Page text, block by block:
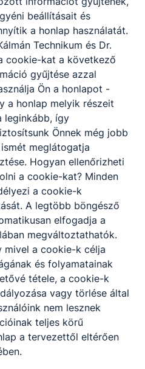
beállításait és
a honlap használatát.
Technikum és Dr.
cookie-kat a következő
gyűjtése azzal
Ön a honlapot -
a honlap melyik részeit
leginkább, így
Önnek még jobb
meglátogatja
Hogyan ellenőrizheti
a cookie-kat? Minden
a cookie-k
A legtöbb böngésző
elfogadja a
megváltoztathatók.
mivel a cookie-k célja
és folyamatainak
tétele, a cookie-k
vagy törlése által
nem lesznek
teljes körű
a tervezettől eltérően